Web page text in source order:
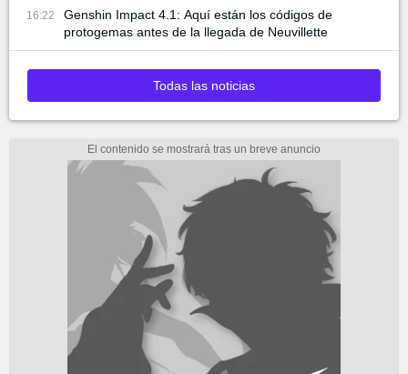
16:22
Genshin Impact 4.1: Aquí están los códigos de
protogemas antes de la llegada de Neuvillette
Todas las noticias